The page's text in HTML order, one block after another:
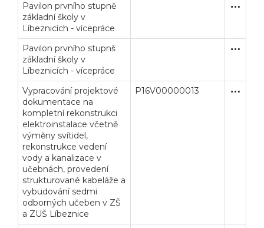
Pavilon prvního stupně
základní školy v
Líbeznicích - vícepráce
Pavilon prvního stupnš
základní školy v
Líbeznicích - vícepráce
Vypracování projektové
dokumentace na
kompletní rekonstrukci
elektroinstalace včetně
výměny svítidel,
rekonstrukce vedení
vody a kanalizace v
učebnách, provedení
strukturované kabeláže a
vybudování sedmi
odborných učeben v ZŠ
a ZUŠ Líbeznice
P16V00000013 Služby